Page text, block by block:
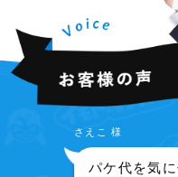
さえこ 様
パケ代を気